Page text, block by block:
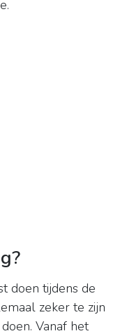
doen tijdens de
zeker te zijn
Vanaf het